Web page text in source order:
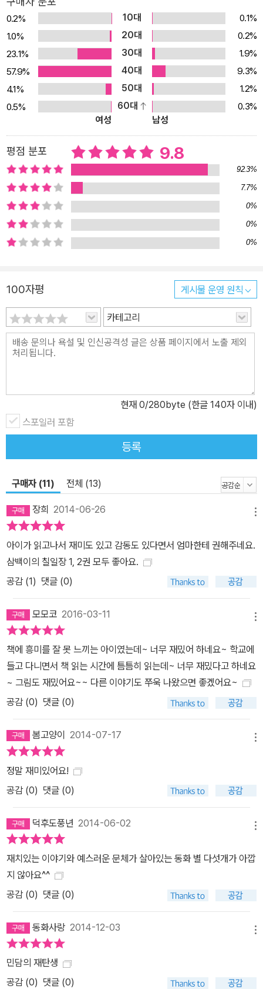
는 새로운 사건들로 구성되었다. 그런데 듣다 보면 그 속의 어느 장면
이 삼백이의 길고 긴 삶과 뜻하지 않게 맞닿아 있다. 각각의 목숨들이
무수한 인연으로 얽혀 있는 곳이 바로 이 세상이라는 메시지를 절묘
하게 반영한 구성이다. 유쾌하고 맛깔스러운 글에 담은 귀중한 가치,
창작 옛이야기의 결정판 ‘삼백이의 칠일장’은 심사위원들로부터 “창
작 옛이야기의 결정판”이라는 평을 받았다. 구전문학으로서의 옛이
야기가 가진 무한한 힘을 고스란히 품고 있는 오늘의 이야기를 만나
는 것은 매우 반가운 일이다. 하나하나의 이야기는 오래 새길 만한 생
각의 씨앗들을 알알이 품고 있다. 우연히 구렁이 알을 삼키고 몇 날 며
칠 구릿구릿한 입내에 시달리다 기어이 앓아누운 외동딸이 입내를 고
칠 수 있었던 것은, 지나가던 거지에게 따뜻한 밥을 내어 준 마음씨와
산신령을 웃게 할 수 있었던 재치 덕분이다. 재주로는 천하제일인 사
람들도 못 고치던 임금님의 개를 다시 건강하게 만든 꼬마 시동은 상
대방을 제대로 사랑하는 법을 알고 있는 아이였다. 생고집을 부리다
된통 망신을 당하는 안져할멈 이야기나 달콤한 쾌락에 빠져 자신의
한 뜻을 담았더라도 옛이야기는 우선 즐거워야 한다. 상징이든 교훈
이든 이야기 자체가 지닌 즐거움이 없다면 그저 잔소리에 지나지 않
으니 말이다. 능청스러운 유머와 해학으로 꽉 찬 문장은 무엇보다 유
쾌하고 재미있다. 이야기꾼이 간결하고 발랄하게 성큼성큼 나아가면
독자가 나머지 부분을 상상으로 메워 넣으며 이야기는 생기를 얻게
이 그 자체이다. 방대한 시공간을 오가며 수많은 인물들을 그려 내야
해서 쉽지 않은 작업이었지만 최미란의 그림은 이야기의 한 축을 너
끈히 받치고 있다. 화가는 이야기와 인물의 내면에 적극적으로 개입
미마다 등장하는 만화 형식의 지면은 이야기 속에 숨은 삼백이의 정
체를 효과적으로 폭로한다. 생동감 넘치는 묘사와 새로운 해석, 책장
곳곳에 깨알같이 숨겨 둔 재미는 어린이 독자들에게 시원한 웃음을
라 할 만하다”고 말했다. 작품 전체를 장악하며 흐르는 듯한 입말체를
구사하는 작가의 솜씨는 그야말로 능수능란하다. 호쾌한 박자와 재미
백 년 시간의 무게를 이겨 내며 아이들에게 사랑받기에 모자람이 없
다. 새롭고도 단단한 작가이기에 다음 행보도 기대된다. 심사평 해학
과 유머는 기본 탑재, 세상을 한입에 삼킬 듯한 뻥 정신과 인간에 대한
깊은 통찰이 곳곳에 담겨 있는 이 작품은 창작 옛이야기의 결정판이
다. _유영진(아동청소년문학 평론가) 거침없이 시공간을 오가며 쭉쭉
뻗어 나가는 서사는 유쾌하고 맛깔스럽다. 시간의 무게를 이겨 내고
언제든 새롭게 해석되고 서로 나눌 수 있어야 ‘살아 있는’ 옛이야기라
면 ‘삼백이의 칠일장’이 바로 그것이다. _장주식(동화 작가) 한달음에
읽히는 능청스러운 문장은 사라진 입담가의 부활이라 할 만하다. 정
확한 자리에 들어앉은 짤막한 이야기들은, 옛이야기의 구성을 택하더
라도 이야기는 언제나 ‘새 모험’이어야 한다는 사실을 잊지 않는다. _
0.2% 10대
0.1%
1.0%
20대
0.2%
23.1%
30대
1.9%
57.9%
40대
9.3%
4.1%
50대
1.2%
0.5%
60대
0.3%
여성
남성
평점 분포 9.8
92.3%
7.7%
0%
0%
0%
100자평 게시물 운영 원칙
카테고리
현재 0/280byte (한글 140자 이내)
스포일러 포함
등록
구매자 (11) 전체 (13)
장희 2014-06-26
아이가 읽고나서 재미도 있고 감동도 있다면서 엄마한테 권해주네요.
삼백이의 칠일장 1, 2권 모두 좋아요.
공감 (1) 댓글 (0)
모모코 2016-03-11
책에 흥미를 잘 못 느끼는 아이였는데~ 너무 재밌어 하네요~ 학교에
들고 다니면서 책 읽는 시간에 틈틈히 읽는데~ 너무 재밌다고 하네요
~ 그림도 재밌어요~~ 다른 이야기도 쭈욱 나왔으면 좋겠어요~
공감 (0) 댓글 (0)
봄고양이 2014-07-17
정말 재미있어요!
공감 (0) 댓글 (0)
덕후도풍년 2014-06-02
재치있는 이야기와 예스러운 문체가 살아있는 동화 별 다섯개가 아깝
지 않아요^^
공감 (0) 댓글 (0)
동화사랑 2014-12-03
민담의 재탄생
공감 (0) 댓글 (0)